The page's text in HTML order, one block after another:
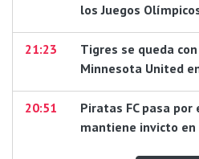
los Juegos
21:23
Tigres se queda
Minnesota United
20:51
Piratas FC pasa por
mantiene invicto en